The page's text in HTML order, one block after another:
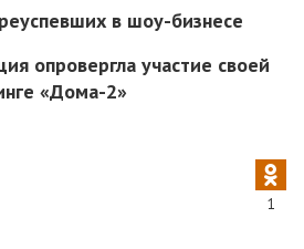
в шоу-бизнесе
опровергла участие своей
«Дома-2»
1